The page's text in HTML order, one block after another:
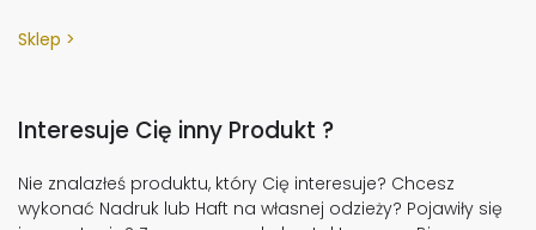
Sklep
Interesuje Cię inny Produkt ?
Nie znalazłeś produktu, który Cię interesuje? Chcesz
wykonać Nadruk lub Haft na własnej odzieży? Pojawiły się